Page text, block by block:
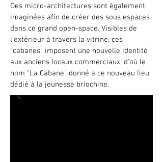
Des micro-architectures sont également
imaginées afin de créer des sous espaces
dans ce grand open-space. Visibles de
l'extérieur à travers la vitrine, ces
"cabanes" imposent une nouvelle identité
aux anciens locaux commerciaux, d'où le
nom "La Cabane" donné à ce nouveau lieu
dédié à la jeunesse briochine.